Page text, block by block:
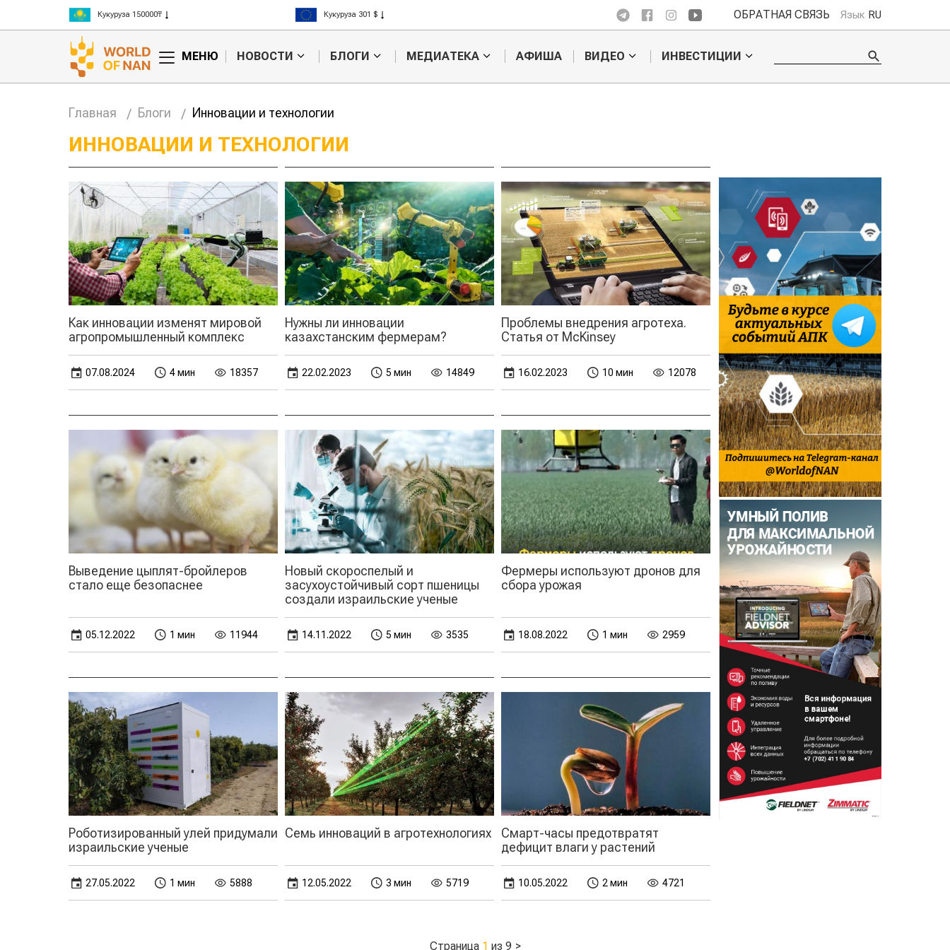
Кукуруза 150000₸
Рис 300000₸
Пшеница 3 класс 125000₸
Кукуруза 301 $
Рис 408 $
ОБРАТНАЯ СВЯЗЬ Язык RU
МЕНЮ НОВОСТИ БЛОГИ МЕДИАТЕКА АФИША ВИДЕО ИНВЕСТИЦИИ
Главная Блоги Инновации и технологии
ИННОВАЦИИ И ТЕХНОЛОГИИ
Как инновации изменят мировой
агропромышленный комплекс
07.08.2024 4 мин 18357
Нужны ли инновации
казахстанским фермерам?
22.02.2023 5 мин 14849
Проблемы внедрения агротеха.
Статья от McKinsey
16.02.2023 10 мин 12078
Выведение цыплят-бройлеров
стало еще безопаснее
05.12.2022 1 мин 11944
Новый скороспелый и
засухоустойчивый сорт пшеницы
создали израильские ученые
14.11.2022 5 мин 3535
Фермеры используют дронов для
сбора урожая
18.08.2022 1 мин 2959
Роботизированный улей придумали
израильские ученые
27.05.2022 1 мин 5888
Семь инноваций в агротехнологиях
12.05.2022 3 мин 5719
Смарт-часы предотвратят
дефицит влаги у растений
10.05.2022 2 мин 4721
Страница 1 из 9 >